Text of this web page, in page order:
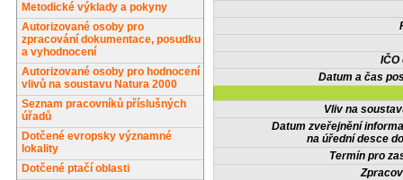
Metodické výklady a pokyny
Autorizované osoby pro
zpracování dokumentace, posudku
a vyhodnocení
Autorizované osoby pro hodnocení
vlivů na soustavu Natura 2000
Seznam pracovníků příslušných
úřadů
Dotčené evropsky významné
lokality
Dotčené ptačí oblasti
IČO
Datum a čas
Vliv na
Datum zveřejnění
na úřední desce
Termín pro